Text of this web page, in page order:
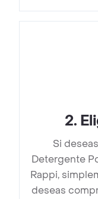
2.
Si
Detergente
Rappi,
deseas